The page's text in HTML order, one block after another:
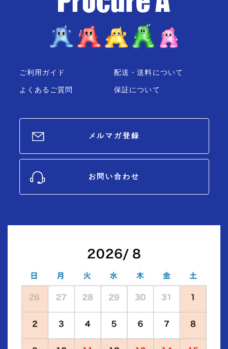
ご利用ガイド
よくあるご質問
配送・送料について
保証について
メルマガ登録
お問い合わせ